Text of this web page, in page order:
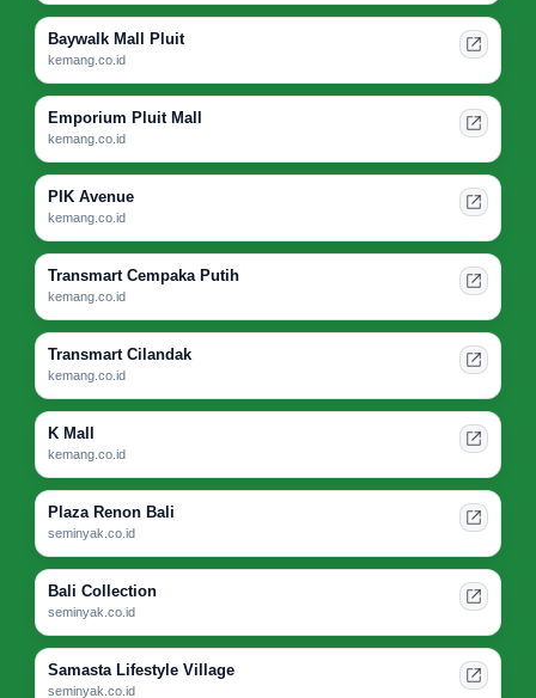
Baywalk Mall Pluit
kemang.co.id
Emporium Pluit Mall
kemang.co.id
PIK Avenue
kemang.co.id
Transmart Cempaka Putih
kemang.co.id
Transmart Cilandak
kemang.co.id
K Mall
kemang.co.id
Plaza Renon Bali
seminyak.co.id
Bali Collection
seminyak.co.id
Samasta Lifestyle Village
seminyak.co.id